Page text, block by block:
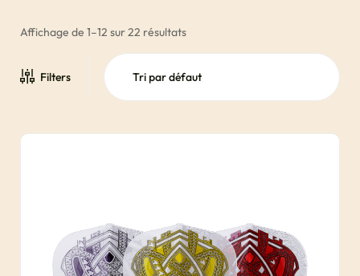
Affichage de 1–12 sur 22 résultats
Filters